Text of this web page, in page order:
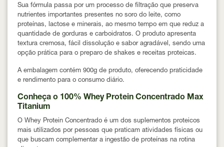
Sua fórmula passa por um processo de filtração que preserva
nutrientes importantes presentes no soro do leite, como
proteínas, lactose e minerais, ao mesmo tempo em que reduz a
quantidade de gorduras e carboidratos. O produto apresenta
textura cremosa, fácil dissolução e sabor agradável, sendo uma
opção prática para o preparo de shakes e receitas proteicas.
A embalagem contém 900g de produto, oferecendo praticidade
e rendimento para o consumo diário.
Conheça o 100% Whey Protein Concentrado Max
Titanium
O Whey Protein Concentrado é um dos suplementos proteicos
mais utilizados por pessoas que praticam atividades físicas ou
que buscam complementar a ingestão de proteínas na rotina